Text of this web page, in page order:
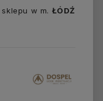
w m. ŁÓDŹ